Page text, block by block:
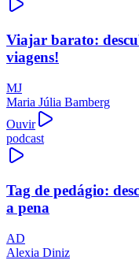
Viajar barato:
viagens!
MJ
Maria Júlia Bamberg
Ouvir
podcast
Tag de pedágio:
a pena
AD
Alexia Diniz